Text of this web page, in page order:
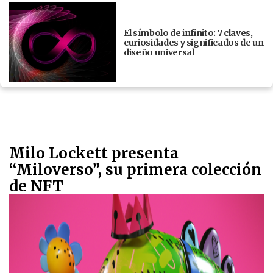
El símbolo de infinito: 7 claves,
curiosidades y significados de un
diseño universal
Milo Lockett presenta
“Miloverso”, su primera colección
de NFT